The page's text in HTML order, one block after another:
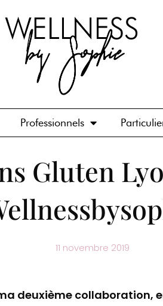
Professionnels
Gluten
11 novembre 2019
deuxième collaboration,